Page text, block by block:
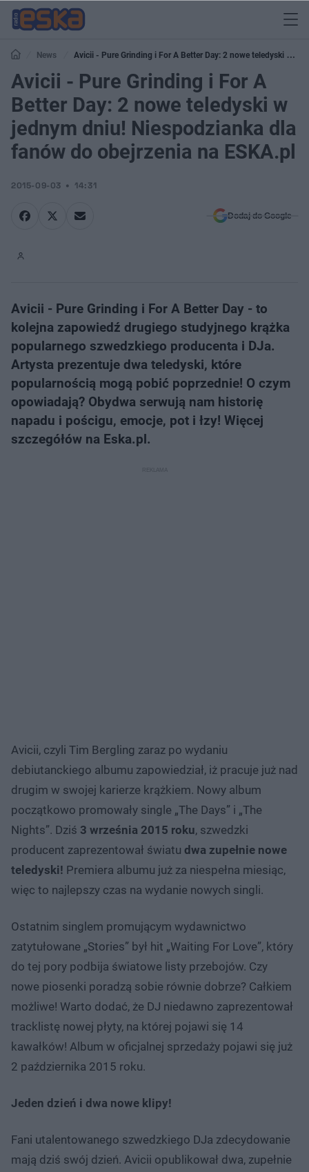
News
Avicii - Pure Grinding i For A Better Day: 2 nowe teledyski w
jednym dniu! Niespodzianka dla fanów do obejrzenia na ESKA.pl
Avicii - Pure Grinding i For A
Better Day: 2 nowe teledyski w
jednym dniu! Niespodzianka dla
fanów do obejrzenia na ESKA.pl
2015-09-03 14:31
Dodaj do Google
Avicii - Pure Grinding i For A Better Day - to
kolejna zapowiedź drugiego studyjnego krążka
popularnego szwedzkiego producenta i DJa.
Artysta prezentuje dwa teledyski, które
popularnością mogą pobić poprzednie! O czym
opowiadają? Obydwa serwują nam historię
napadu i pościgu, emocje, pot i łzy! Więcej
szczegółów na Eska.pl.
Avicii, czyli Tim Bergling zaraz po wydaniu
debiutanckiego albumu zapowiedział, iż pracuje już nad
drugim w swojej karierze krążkiem. Nowy album
początkowo promowały single „The Days” i „The
Nights”. Dziś 3 września 2015 roku, szwedzki
producent zaprezentował światu dwa zupełnie nowe
teledyski! Premiera albumu już za niespełna miesiąc,
więc to najlepszy czas na wydanie nowych singli.
Ostatnim singlem promującym wydawnictwo
zatytułowane „Stories” był hit „Waiting For Love”, który
do tej pory podbija światowe listy przebojów. Czy
nowe piosenki poradzą sobie równie dobrze? Całkiem
możliwe! Warto dodać, że DJ niedawno zaprezentował
tracklistę nowej płyty, na której pojawi się 14
kawałków! Album w oficjalnej sprzedaży pojawi się już
2 października 2015 roku.
Jeden dzień i dwa nowe klipy!
Fani utalentowanego szwedzkiego DJa zdecydowanie
mają dziś swój dzień. Avicii opublikował dwa, zupełnie